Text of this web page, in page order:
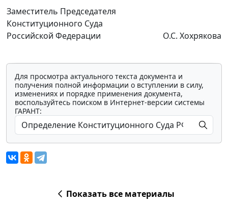
Заместитель Председателя
Конституционного Суда
Российской Федерации
О.С. Хохрякова
Для просмотра актуального текста документа и
получения полной информации о вступлении в силу,
изменениях и порядке применения документа,
воспользуйтесь поиском в Интернет-версии системы
ГАРАНТ:
Показать все материалы